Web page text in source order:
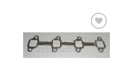
Zum
Merkzettel
hinzufügen